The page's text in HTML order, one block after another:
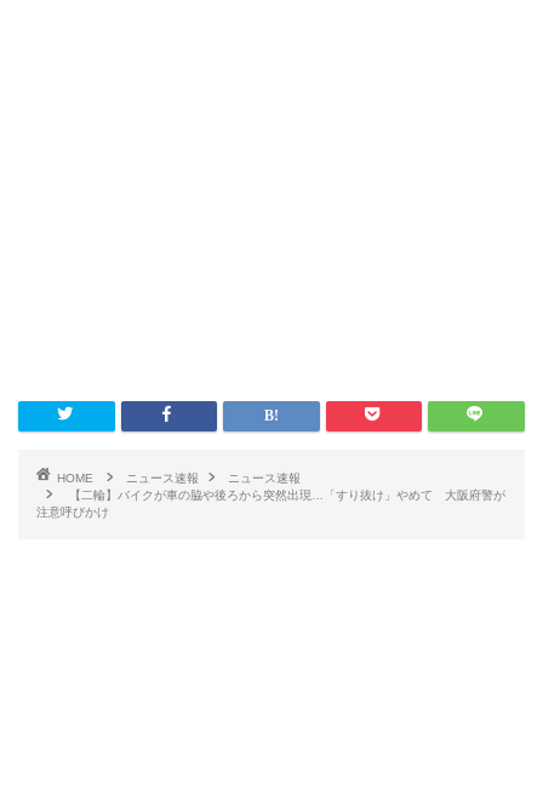
HOME ニュース速報
ニュース速報
【二輪】バイクが車の脇や後ろから突然出現…「すり抜け」やめて 大阪府警が
注意呼びかけ